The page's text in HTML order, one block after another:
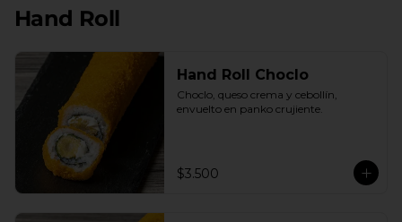
Hand Roll
Hand Roll Choclo
Choclo, queso crema y cebollín,
envuelto en panko crujiente.
$3.500